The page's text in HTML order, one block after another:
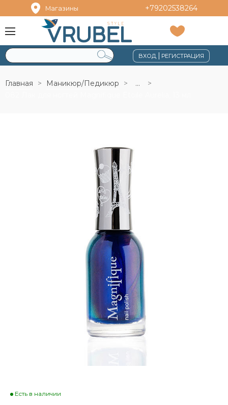
Магазины +79202538264
ВХОД |РЕГИСТРАЦИЯ
Главная Маникюр/Педикюр
...
Есть в наличии